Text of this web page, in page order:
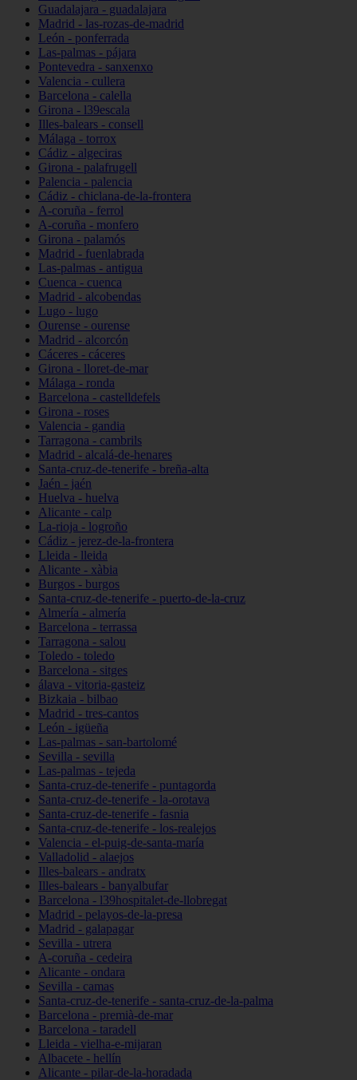
Guadalajara - guadalajara
Madrid - las-rozas-de-madrid
León - ponferrada
Las-palmas - pájara
Pontevedra - sanxenxo
Valencia - cullera
Barcelona - calella
Girona - l39escala
Illes-balears - consell
Málaga - torrox
Cádiz - algeciras
Girona - palafrugell
Palencia - palencia
Cádiz - chiclana-de-la-frontera
A-coruña - ferrol
A-coruña - monfero
Girona - palamós
Madrid - fuenlabrada
Las-palmas - antigua
Cuenca - cuenca
Madrid - alcobendas
Lugo - lugo
Ourense - ourense
Madrid - alcorcón
Cáceres - cáceres
Girona - lloret-de-mar
Málaga - ronda
Barcelona - castelldefels
Girona - roses
Valencia - gandia
Tarragona - cambrils
Madrid - alcalá-de-henares
Santa-cruz-de-tenerife - breña-alta
Jaén - jaén
Huelva - huelva
Alicante - calp
La-rioja - logroño
Cádiz - jerez-de-la-frontera
Lleida - lleida
Alicante - xàbia
Burgos - burgos
Santa-cruz-de-tenerife - puerto-de-la-cruz
Almería - almería
Barcelona - terrassa
Tarragona - salou
Toledo - toledo
Barcelona - sitges
álava - vitoria-gasteiz
Bizkaia - bilbao
Madrid - tres-cantos
León - igüeña
Las-palmas - san-bartolomé
Sevilla - sevilla
Las-palmas - tejeda
Santa-cruz-de-tenerife - puntagorda
Santa-cruz-de-tenerife - la-orotava
Santa-cruz-de-tenerife - fasnia
Santa-cruz-de-tenerife - los-realejos
Valencia - el-puig-de-santa-maría
Valladolid - alaejos
Illes-balears - andratx
Illes-balears - banyalbufar
Barcelona - l39hospitalet-de-llobregat
Madrid - pelayos-de-la-presa
Madrid - galapagar
Sevilla - utrera
A-coruña - cedeira
Alicante - ondara
Sevilla - camas
Santa-cruz-de-tenerife - santa-cruz-de-la-palma
Barcelona - premià-de-mar
Barcelona - taradell
Lleida - vielha-e-mijaran
Albacete - hellín
Alicante - pilar-de-la-horadada